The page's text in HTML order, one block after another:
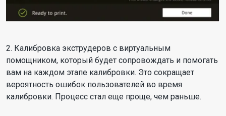
2. Калибровка экструдеров с виртуальным
помощником, который будет сопровождать и помогать
вам на каждом этапе калибровки. Это сокращает
вероятность ошибок пользователей во время
калибровки. Процесс стал еще проще, чем раньше.